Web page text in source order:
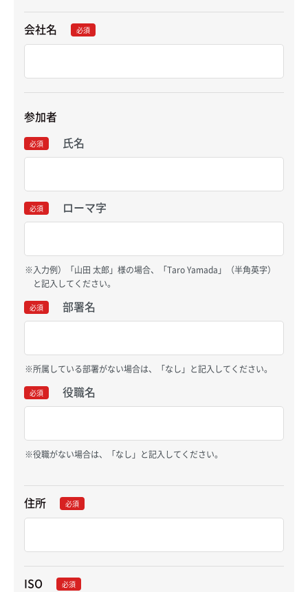
会社名 必須
参加者
必須 氏名
必須 ローマ字
入力例）「山田 太郎」様の場合、「Taro Yamada」（半角英字）
と記入してください。
必須 部署名
所属している部署がない場合は、「なし」と記入してください。
必須 役職名
役職がない場合は、「なし」と記入してください。
住所 必須
ISO 必須